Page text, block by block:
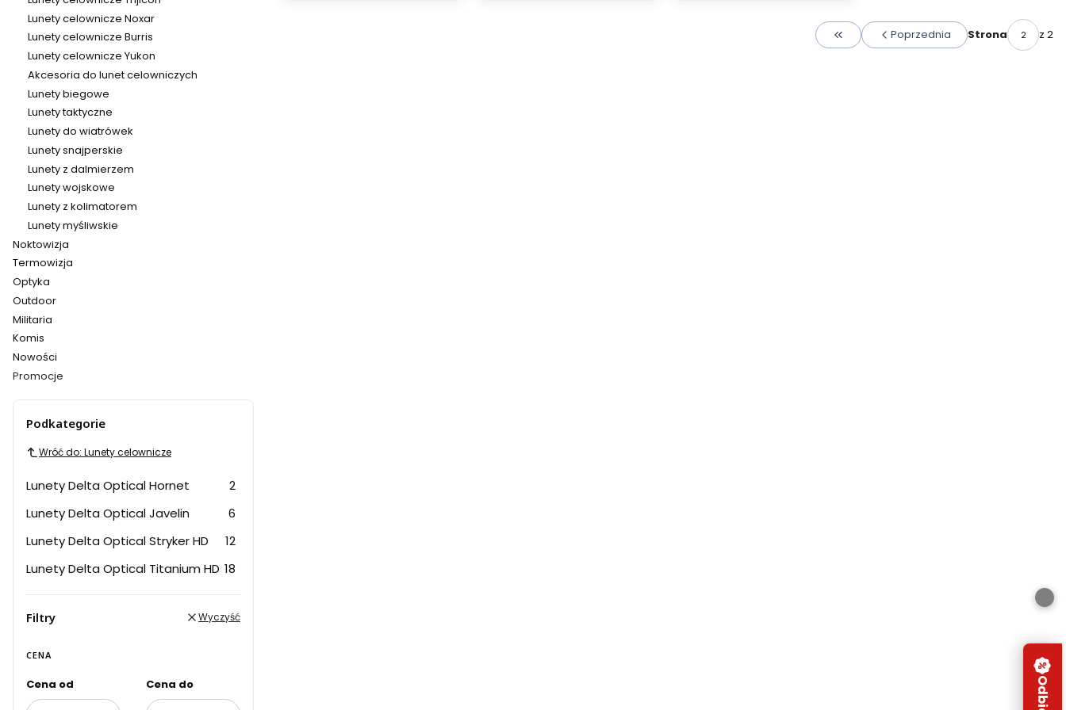
Lunety celownicze Noxar
Lunety celownicze Burris
Lunety celownicze Yukon
Akcesoria do lunet celowniczych
Lunety biegowe
Lunety taktyczne
Lunety do wiatrówek
Lunety snajperskie
Lunety z dalmierzem
Lunety wojskowe
Lunety z kolimatorem
Lunety myśliwskie
Noktowizja
Termowizja
Optyka
Outdoor
Militaria
Komis
Nowości
Promocje
Podkategorie
Wróć do: Lunety celownicze
Lunety Delta Optical Hornet
2
Lunety Delta Optical Javelin
6
Lunety Delta Optical Stryker HD
12
Lunety Delta Optical Titanium HD 18
Filtry Wyczyść
CENA
Cena od
Cena do
Wróć do pierwszej strony z produktami
Poprzednia Strona z 2